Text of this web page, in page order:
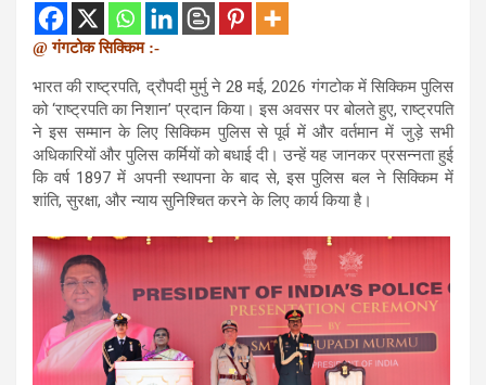
@ गंगटोक सिक्किम :-
भारत की राष्ट्रपति, द्रौपदी मुर्मु ने 28 मई, 2026 गंगटोक में सिक्किम पुलिस
को ‘राष्ट्रपति का निशान’ प्रदान किया। इस अवसर पर बोलते हुए, राष्ट्रपति
ने इस सम्मान के लिए सिक्किम पुलिस से पूर्व में और वर्तमान में जुड़े सभी
अधिकारियों और पुलिस कर्मियों को बधाई दी। उन्हें यह जानकर प्रसन्नता हुई
कि वर्ष 1897 में अपनी स्थापना के बाद से, इस पुलिस बल ने सिक्किम में
शांति, सुरक्षा, और न्याय सुनिश्चित करने के लिए कार्य किया है।